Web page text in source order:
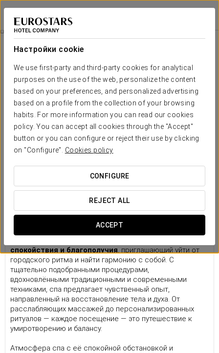
Настройки cookie
We use first-party and third-party cookies for analytical
purposes on the use of the web, personalize the content
based on your preferences, and personalized advertising
based on a profile from the collection of your browsing
habits. For more information you can read our cookies
policy. You can accept all cookies through the "Accept"
button or you can configure or reject their use by clicking
on "Configure". Cookies policy
CONFIGURE
REJECT ALL
ACCEPT
Eurostars Rijnhaven
РОТТЕРДАМ
Спа
Момент расслабления
спокойствия и благополучия, приглашающий уйти от
городского ритма и найти гармонию с собой. С
тщательно подобранными процедурами,
вдохновлёнными традиционными и современными
техниками, спа предлагает чувственный опыт,
направленный на восстановление тела и духа. От
расслабляющих массажей до персонализированных
ритуалов — каждое посещение — это путешествие к
умиротворению и балансу.
Атмосфера спа с её спокойной обстановкой и